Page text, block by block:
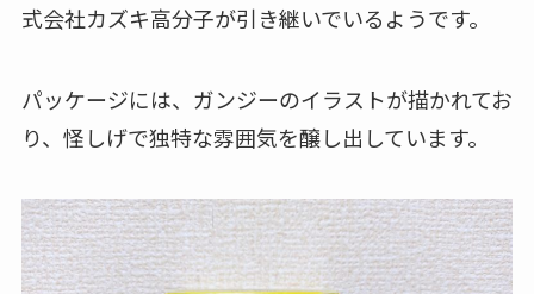
式会社カズキ高分子が引き継いでいるようです。
パッケージには、ガンジーのイラストが描かれてお
り、怪しげで独特な雰囲気を醸し出しています。